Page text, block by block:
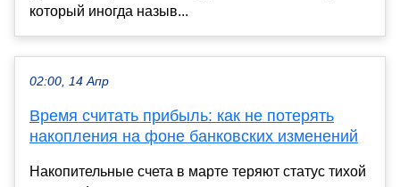
который иногда назыв...
02:00, 14 Апр
Время считать прибыль: как не потерять
накопления на фоне банковских изменений
Накопительные счета в марте теряют статус тихой